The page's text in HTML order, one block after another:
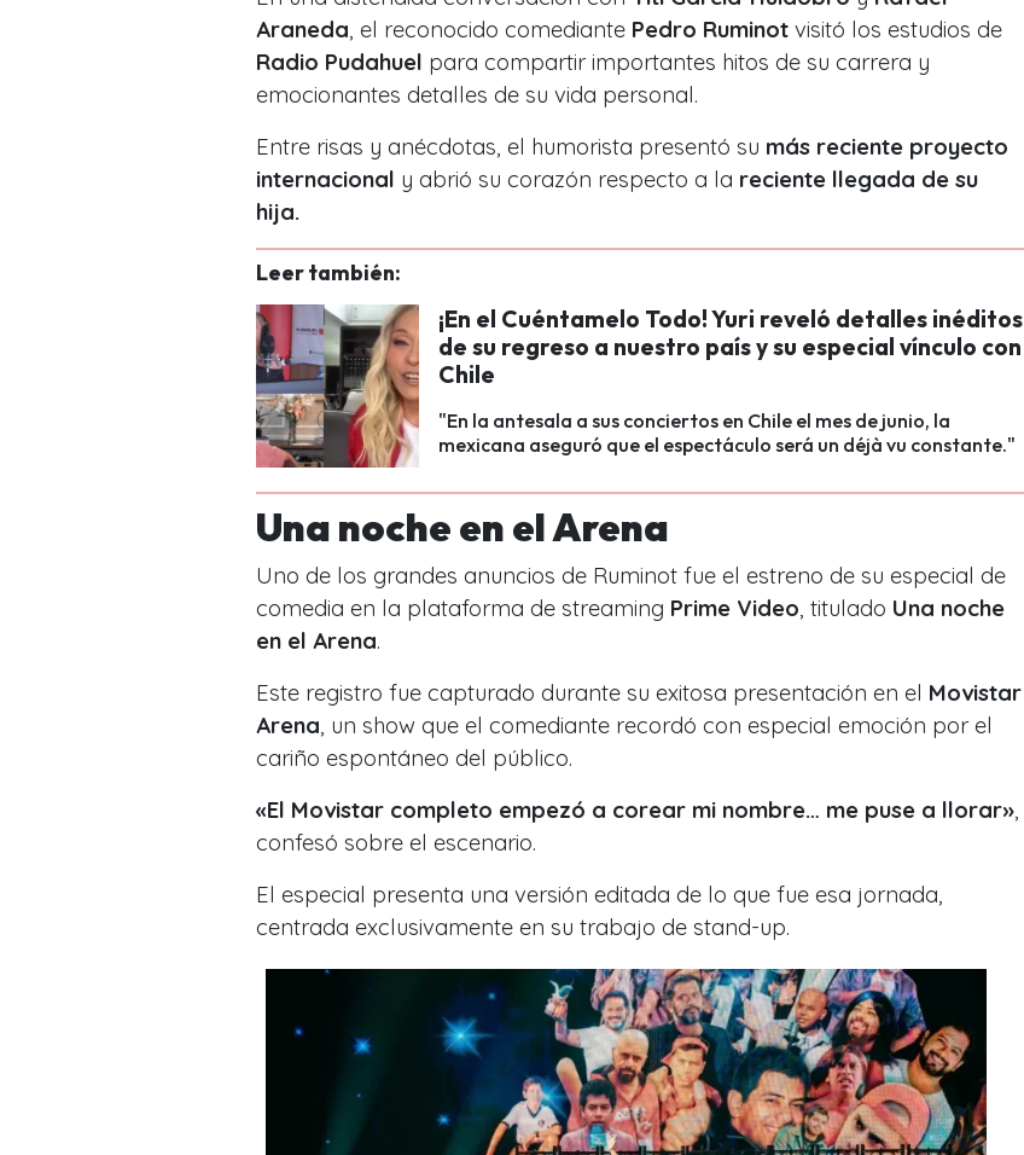
Araneda , el reconocido comediante Pedro Ruminot visitó los estudios de
Radio Pudahuel para compartir importantes hitos de su carrera y
emocionantes detalles de su vida personal.
Entre risas y anécdotas, el humorista presentó su más reciente proyecto
internacional y abrió su corazón respecto a la reciente llegada de su
hija.
Leer también:
¡En el Cuéntamelo Todo! Yuri reveló detalles inéditos
de su regreso a nuestro país y su especial vínculo con
Chile
"En la antesala a sus conciertos en Chile el mes de junio, la
mexicana aseguró que el espectáculo será un déjà vu constante."
Una noche en el Arena
Uno de los grandes anuncios de Ruminot fue el estreno de su especial de
comedia en la plataforma de streaming Prime Video , titulado Una noche
en el Arena.
Este registro fue capturado durante su exitosa presentación en el Movistar
Arena , un show que el comediante recordó con especial emoción por el
cariño espontáneo del público.
«El Movistar completo empezó a corear mi nombre… me puse a llorar»
confesó sobre el escenario.
El especial presenta una versión editada de lo que fue esa jornada,
centrada exclusivamente en su trabajo de stand-up.